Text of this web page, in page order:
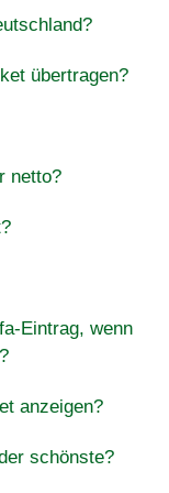
übertragen?
netto?
Eintrag, wenn
anzeigen?
schönste?